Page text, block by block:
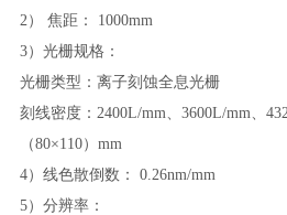
2） 焦距：
1000mm
3）光栅规格：
光栅类型：离子刻蚀全息光栅
刻线密度： 2400L/mm、3600L/mm、
（80×110）mm
4）线色散倒数： 0.26nm/mm
5）分辨率：